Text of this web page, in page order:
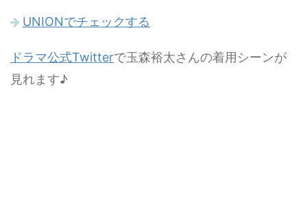
UNIONでチェックする
ドラマ公式Twitterで玉森裕太さんの着用シーンが
見れます♪